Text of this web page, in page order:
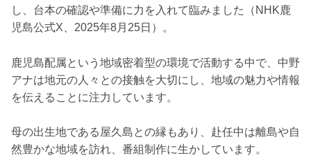
し、台本の確認や準備に力を入れて臨みました（NHK鹿
児島公式X、2025年8月25日）。
鹿児島配属という地域密着型の環境で活動する中で、中野
アナは地元の人々との接触を大切にし、地域の魅力や情報
を伝えることに注力しています。
母の出生地である屋久島との縁もあり、赴任中は離島や自
然豊かな地域を訪れ、番組制作に生かしています。